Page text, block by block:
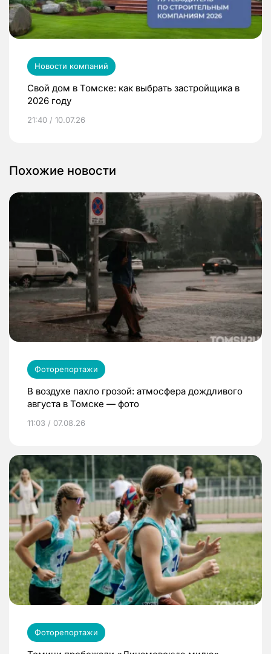
Новости компаний
Свой дом в Томске: как выбрать застройщика в
2026 году
21:40 / 10.07.26
Похожие новости
Фоторепортажи
В воздухе пахло грозой: атмосфера дождливого
августа в Томске — фото
11:03 / 07.08.26
Фоторепортажи